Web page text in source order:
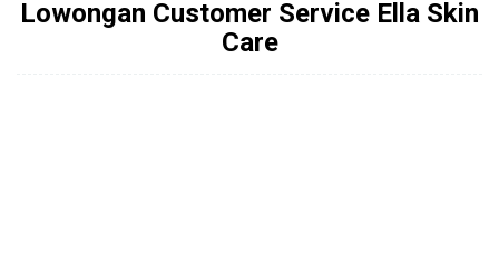
Lowongan Customer Service Ella Skin
Care